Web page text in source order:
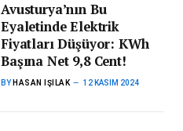
Avusturya’nın Bu
Eyaletinde Elektrik
Fiyatları Düşüyor: KWh
Başına Net 9,8 Cent!
BY HASAN IŞILAK 12 KASIM 2024